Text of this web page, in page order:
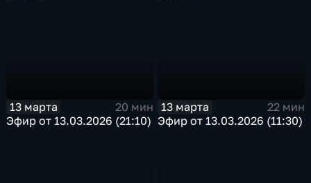
13 марта
20 мин
Эфир от 13.03.2026 (21:10)
13 марта
22 мин
Эфир от 13.03.2026 (11:30)